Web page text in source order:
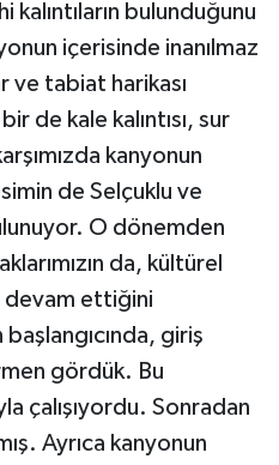
kalıntıların bulunduğunu
içerisinde inanılmaz
ve tabiat harikası
de kale kalıntısı, sur
kanyonun
de Selçuklu ve
O dönemden
da, kültürel
devam ettiğini
giriş
gördük. Bu
çalışıyordu. Sonradan
Ayrıca kanyonun